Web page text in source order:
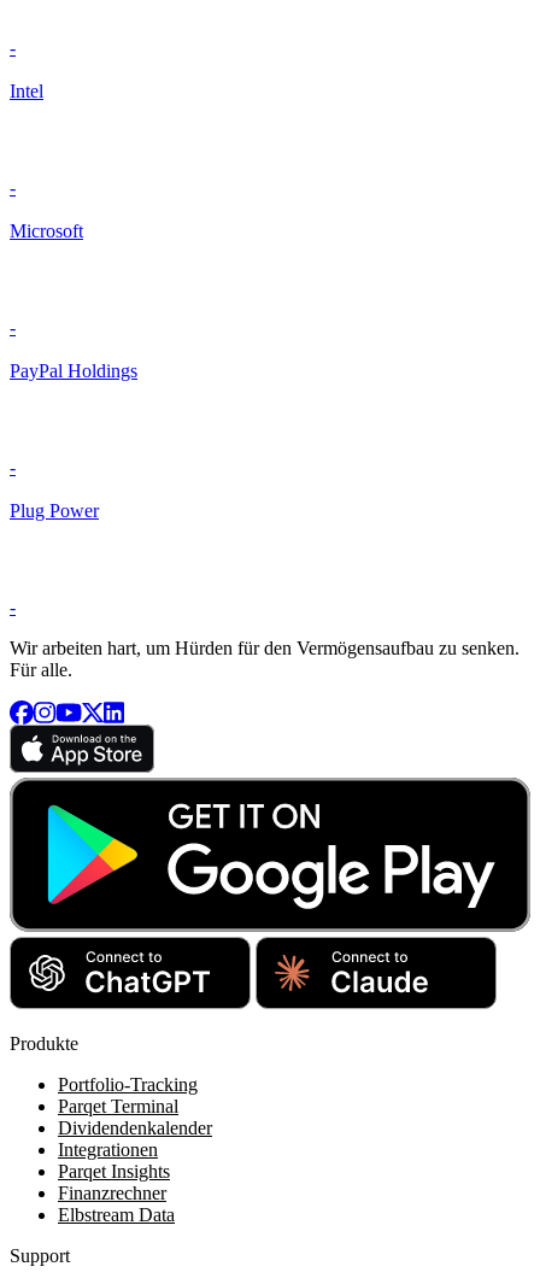
-
Intel
-
Microsoft
-
PayPal Holdings
-
Plug Power
-
Wir arbeiten hart, um Hürden für den Vermögensaufbau zu senken.
Für alle.
Produkte
Portfolio-Tracking
Parqet Terminal
Dividendenkalender
Integrationen
Parqet Insights
Finanzrechner
Elbstream Data
Support